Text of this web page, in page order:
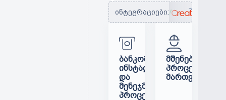
ინტეგრაციები:
ᲑᲐᲜᲙᲝᲛᲐᲢᲔᲑᲘᲡ
ᲘᲜᲡᲢᲐᲚᲐᲪᲘᲘᲡᲐ
ᲓᲐ
ᲛᲔᲜᲔᲯᲛᲔᲜᲢᲘᲡ
ᲞᲠᲝᲪᲔᲡᲘ
ᲛᲨᲔᲜᲔᲑᲚᲝᲑᲘᲡ
ᲞᲠᲝᲪᲔᲡᲘᲡ
ᲛᲐᲠᲗᲕᲐ